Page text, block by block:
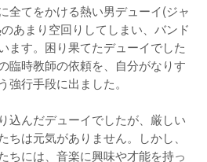
全てをかける熱い男デューイ(ジャ
あまり空回りしてしまい、バンド
ます。困り果てたデューイでした
臨時教師の依頼を、自分がなりす
強行手段に出ました。
込んだデューイでしたが、厳しい
は元気がありません。しかし、
ちには、音楽に興味や才能を持っ